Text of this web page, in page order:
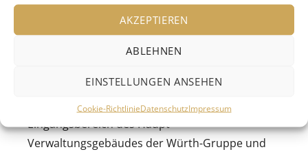
AKZEPTIEREN
ABLEHNEN
EINSTELLUNGEN ANSEHEN
Cookie-RichtlinieDatenschutzImpressum
Das Museum wurde 1991 eröffnet, genau wie
das Museum Würth für moderne und
Architekturbüro Müller/Djordjevic integrierte
beide Museumsbereiche direkt in den
Eingangsbereich des Haupt-
Verwaltungsgebäudes der Würth-Gruppe und